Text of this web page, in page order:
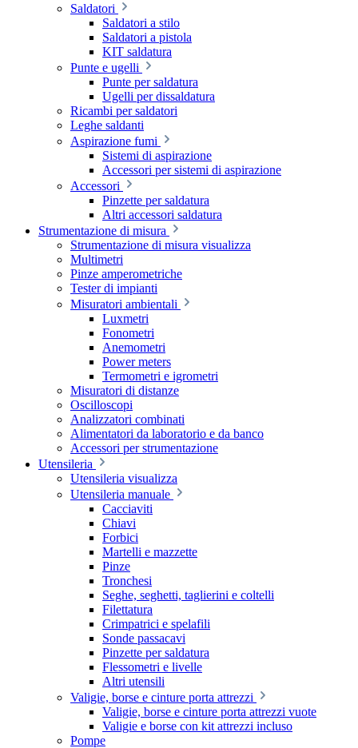
Saldatori
Saldatori a stilo
Saldatori a pistola
KIT saldatura
Punte e ugelli
Punte per saldatura
Ugelli per dissaldatura
Ricambi per saldatori
Leghe saldanti
Aspirazione fumi
Sistemi di aspirazione
Accessori per sistemi di aspirazione
Accessori
Pinzette per saldatura
Altri accessori saldatura
Strumentazione di misura
Strumentazione di misura visualizza
Multimetri
Pinze amperometriche
Tester di impianti
Misuratori ambientali
Luxmetri
Fonometri
Anemometri
Power meters
Termometri e igrometri
Misuratori di distanze
Oscilloscopi
Analizzatori combinati
Alimentatori da laboratorio e da banco
Accessori per strumentazione
Utensileria
Utensileria visualizza
Utensileria manuale
Cacciaviti
Chiavi
Forbici
Martelli e mazzette
Pinze
Tronchesi
Seghe, seghetti, taglierini e coltelli
Filettatura
Crimpatrici e spelafili
Sonde passacavi
Pinzette per saldatura
Flessometri e livelle
Altri utensili
Valigie, borse e cinture porta attrezzi
Valigie, borse e cinture porta attrezzi vuote
Valigie e borse con kit attrezzi incluso
Pompe